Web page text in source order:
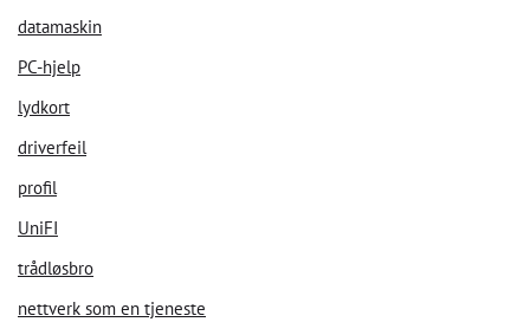
datamaskin
PC-hjelp
lydkort
driverfeil
profil
UniFI
trådløsbro
nettverk som en tjeneste